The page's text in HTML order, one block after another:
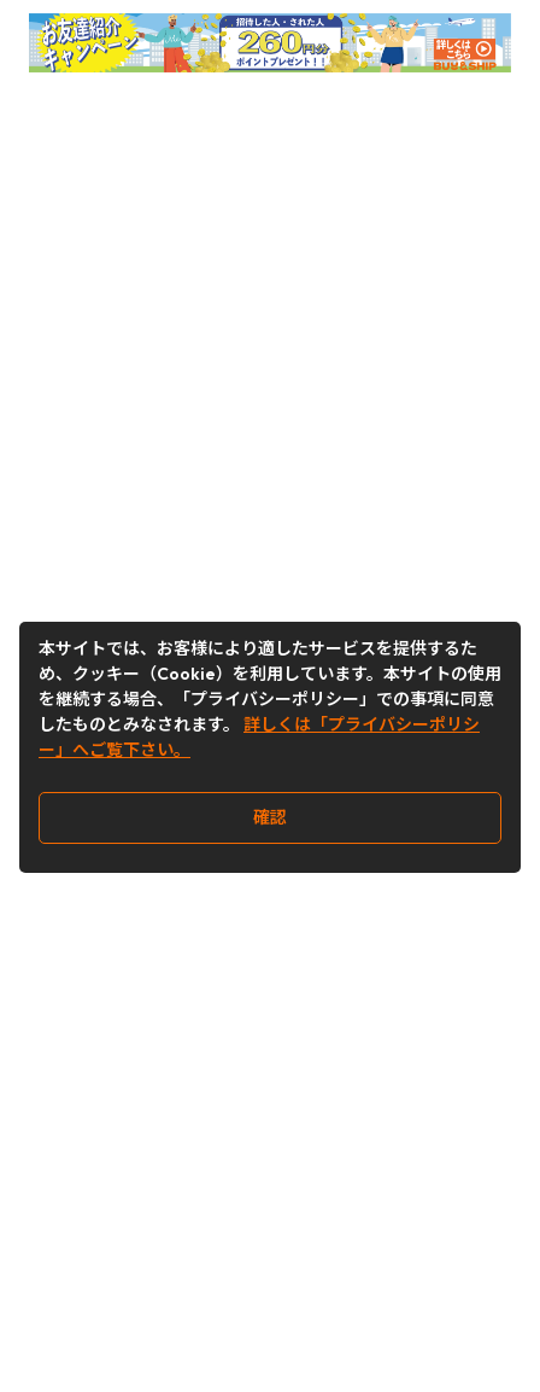
本サイトでは、お客様により適したサービスを提供するた
め、クッキー（Cookie）を利用しています。本サイトの使用
を継続する場合、「プライバシーポリシー」での事項に同意
したものとみなされます。 詳しくは「プライバシーポリシ
ー」へご覧下さい。
確認